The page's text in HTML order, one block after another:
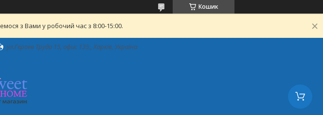
Кошик
з Вами у робочий час з 8:00-15:00.
ул.Героев Труда 15, офис 135., Харків, Україна